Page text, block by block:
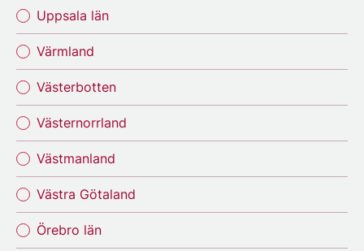
Uppsala län
Värmland
Västerbotten
Västernorrland
Västmanland
Västra Götaland
Örebro län